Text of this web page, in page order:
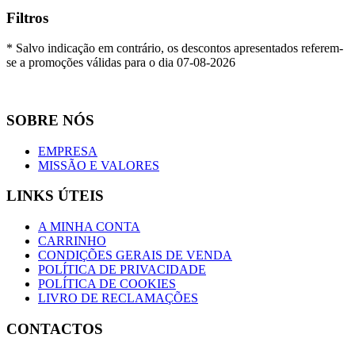
Filtros
* Salvo indicação em contrário, os descontos apresentados referem-
se a promoções válidas para o dia 07-08-2026
SOBRE NÓS
EMPRESA
MISSÃO E VALORES
LINKS ÚTEIS
A MINHA CONTA
CARRINHO
CONDIÇÕES GERAIS DE VENDA
POLÍTICA DE PRIVACIDADE
POLÍTICA DE COOKIES
LIVRO DE RECLAMAÇÕES
CONTACTOS